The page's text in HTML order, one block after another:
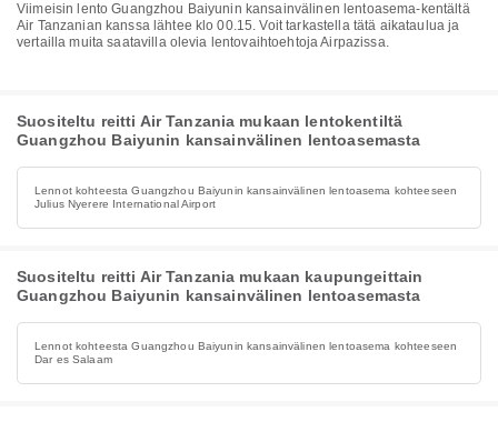
Viimeisin lento Guangzhou Baiyunin kansainvälinen lentoasema-kentältä
Air Tanzanian kanssa lähtee klo 00.15. Voit tarkastella tätä aikataulua ja
vertailla muita saatavilla olevia lentovaihtoehtoja Airpazissa.
Suositeltu reitti Air Tanzania mukaan lentokentiltä
Guangzhou Baiyunin kansainvälinen lentoasemasta
Lennot kohteesta Guangzhou Baiyunin kansainvälinen lentoasema kohteeseen
Julius Nyerere International Airport
Suositeltu reitti Air Tanzania mukaan kaupungeittain
Guangzhou Baiyunin kansainvälinen lentoasemasta
Lennot kohteesta Guangzhou Baiyunin kansainvälinen lentoasema kohteeseen
Dar es Salaam